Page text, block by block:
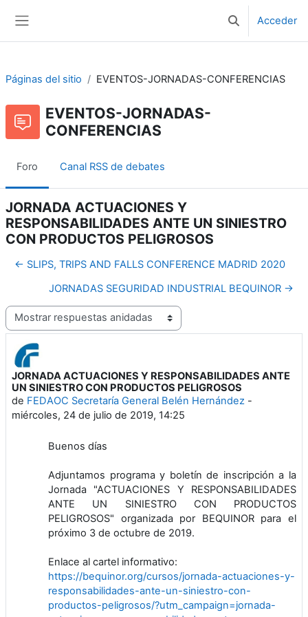
Selector de
Acceder
Páginas del sitio EVENTOS-JORNADAS-CONFERENCIAS
EVENTOS-JORNADAS-
CONFERENCIAS
Foro Canal RSS de debates
JORNADA ACTUACIONES Y
RESPONSABILIDADES ANTE UN SINIESTRO
CON PRODUCTOS PELIGROSOS
← SLIPS, TRIPS AND FALLS CONFERENCE MADRID 2020
JORNADAS SEGURIDAD INDUSTRIAL BEQUINOR →
Mostrar modo
JORNADA ACTUACIONES Y RESPONSABILIDADES ANTE
UN SINIESTRO CON PRODUCTOS PELIGROSOS
de FEDAOC Secretaría General Belén Hernández -
miércoles, 24 de julio de 2019, 14:25
Número de respuestas: 0
Buenos días
Adjuntamos programa y boletín de inscripción a la
Jornada "ACTUACIONES Y RESPONSABILIDADES
ANTE UN SINIESTRO CON PRODUCTOS
PELIGROSOS" organizada por BEQUINOR para el
próximo 3 de octubre de 2019.
Enlace al cartel informativo:
https://bequinor.org/cursos/jornada-actuaciones-y-
responsabilidades-ante-un-siniestro-con-
productos-peligrosos/?utm_campaign=jornada-